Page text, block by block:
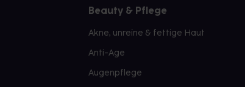
Beauty & Pflege
Akne, unreine & fettige Haut
Anti-Age
Augenpflege